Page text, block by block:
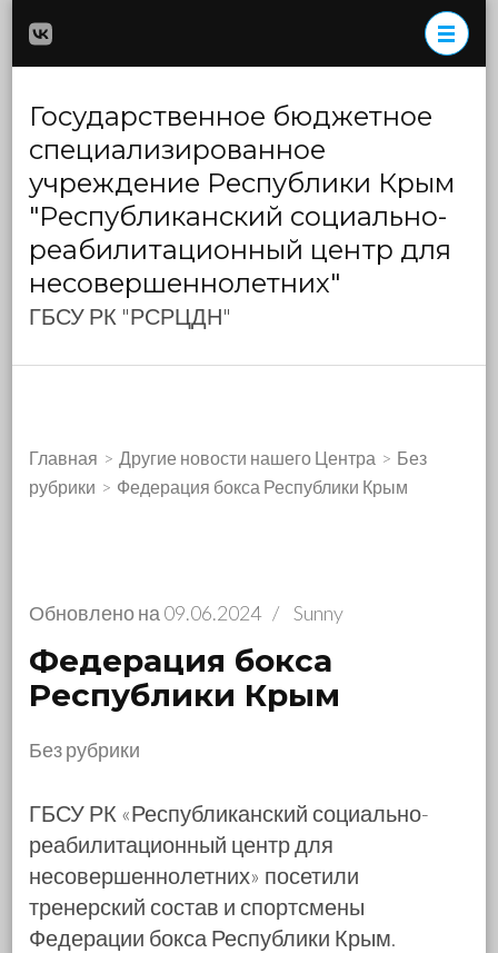
(нажмите
Enter)
Государственное бюджетное
специализированное
учреждение Республики Крым
"Республиканский социально-
реабилитационный центр для
несовершеннолетних"
ГБСУ РК "РСРЦДН"
Главная > Другие новости нашего Центра > Без
рубрики > Федерация бокса Республики Крым
Обновлено на 09.06.2024 / Sunny
Федерация бокса
Республики Крым
Без рубрики
ГБСУ РК «Республиканский социально-
реабилитационный центр для
несовершеннолетних» посетили
тренерский состав и спортсмены
Федерации бокса Республики Крым.